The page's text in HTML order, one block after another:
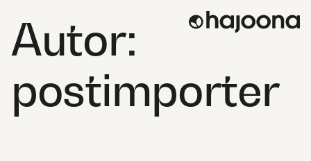
content
Autor:
postimporter